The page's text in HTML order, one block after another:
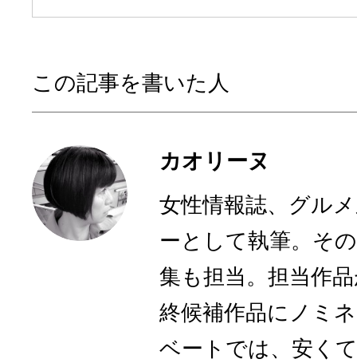
この記事を書いた人
カオリーヌ
女性情報誌、グル
ーとして執筆。そ
集も担当。担当作
終候補作品にノミ
ベートでは、安く